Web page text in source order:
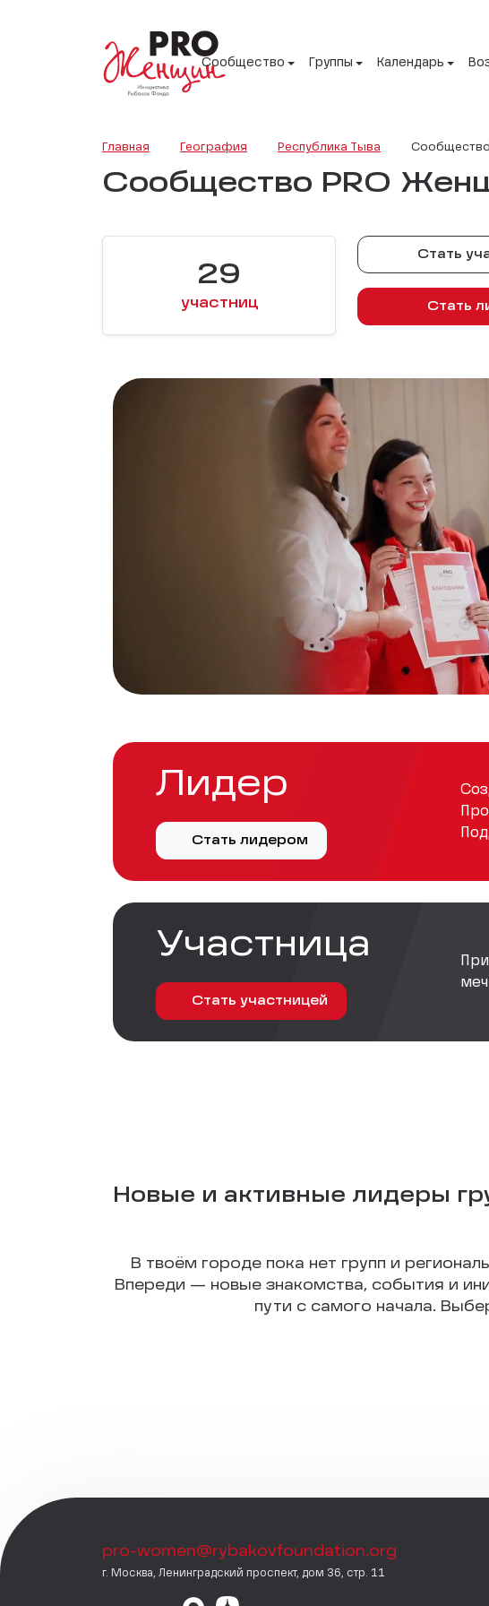
Сообщество Группы Календарь
Главная География Республика Тыва Сообщество
Сообщество PRO
29
участниц
Стать
Стать
Лидер
Стать лидером
Участница
Стать участницей
Новые и активные лидеры
В твоём городе пока нет групп и
Впереди — новые знакомства, события и
пути с самого начала.
pro-women@rybakovfoundation.org
г. Москва, Ленинградский проспект, дом 36, стр. 11